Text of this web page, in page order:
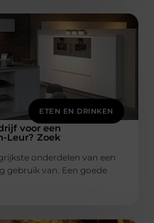
ETEN EN DRINKEN
voor een
Leur? Zoek
onderdelen van een
gebruik van. Een goede